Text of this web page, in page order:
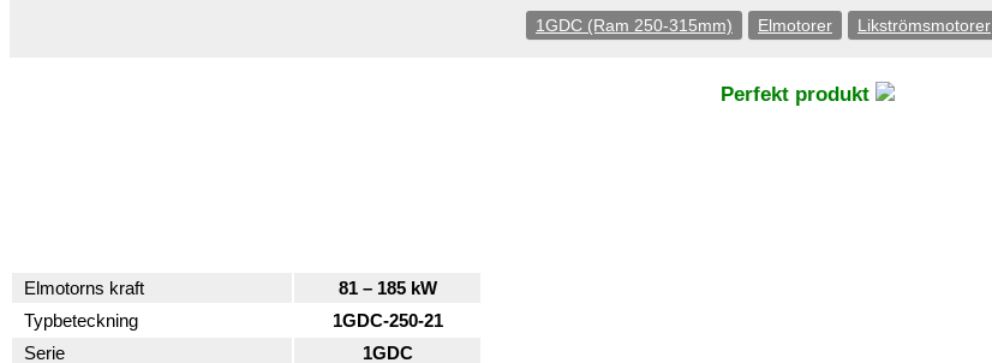
1GDC (Ram 250-315mm) Elmotorer Likströmsmotorer
Perfekt produkt
Elmotorns kraft
81 – 185 kW
Typbeteckning
1GDC-250-21
Serie
1GDC